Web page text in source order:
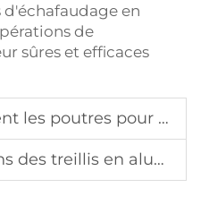
en
de
sûres et efficaces
événements optimisent la résistance et la stabilité
dans les systèmes d'éclairage scénique